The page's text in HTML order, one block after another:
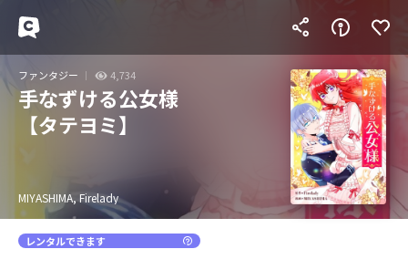
ファンタジー 4,734
手なずける公女様
【タテヨミ】
MIYASHIMA, Firelady
レンタルできます